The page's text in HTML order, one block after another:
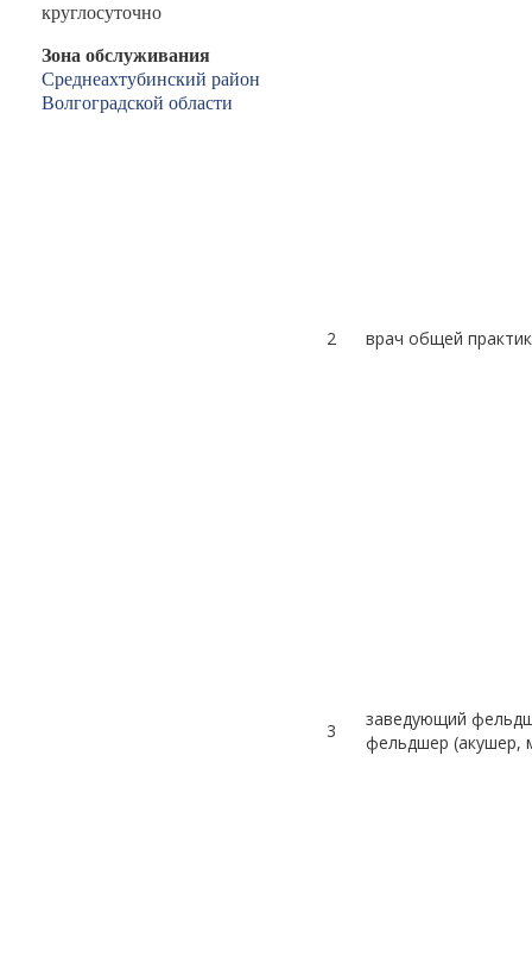
круглосуточно
Зона обслуживания
Среднеахтубинский район
Волгоградской области
2 врач общей
3
заведующий
фельдшер (акушер,